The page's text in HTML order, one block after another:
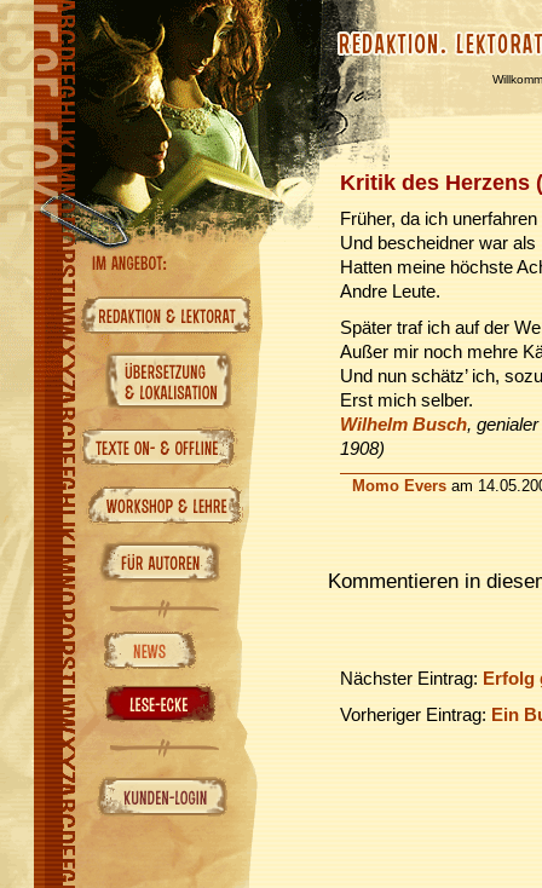
Kritik des Herzens
Früher, da ich unerfahren
Und bescheidner war als
Hatten meine höchste
Andre Leute.
Später traf ich auf der
Außer mir noch mehre
Und nun schätz’ ich,
Erst mich selber.
Wilhelm Busch,
1908)
Momo Evers am
Kommentieren in
Nächster Eintrag: Erfolg
Vorheriger Eintrag: Ein